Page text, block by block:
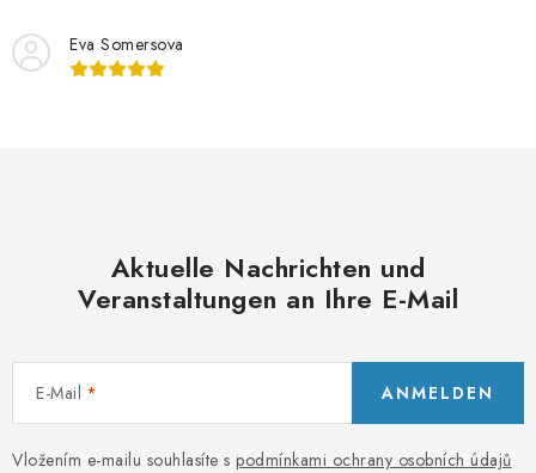
Eva Somersova
Aktuelle Nachrichten und
Veranstaltungen an Ihre E-Mail
E-Mail
Vložením e-mailu souhlasíte s podmínkami ochrany osobních údajů
ANMELDEN